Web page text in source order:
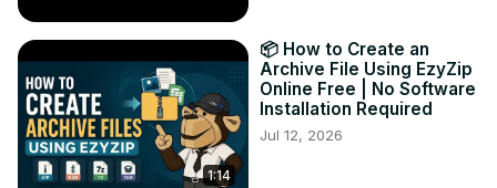
https://www.linkedin.com/showcase/ezyzip/
핀터레스트 : https://www.pinterest.com.au/ezyzip
1:14
📦 How to Create an
Archive File Using EzyZip
Online Free | No Software
Installation Required
Jul 12, 2026